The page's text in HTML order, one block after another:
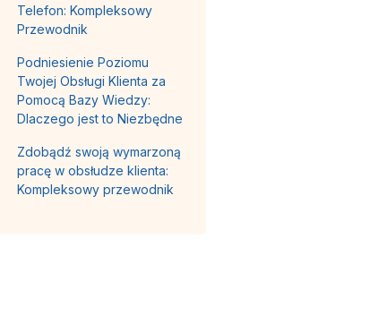
Telefon: Kompleksowy
Przewodnik
Podniesienie Poziomu
Twojej Obsługi Klienta za
Pomocą Bazy Wiedzy:
Dlaczego jest to Niezbędne
Zdobądź swoją wymarzoną
pracę w obsłudze klienta:
Kompleksowy przewodnik